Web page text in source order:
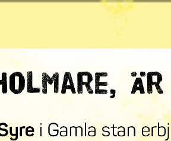
Syre Play Nyhetsbrev